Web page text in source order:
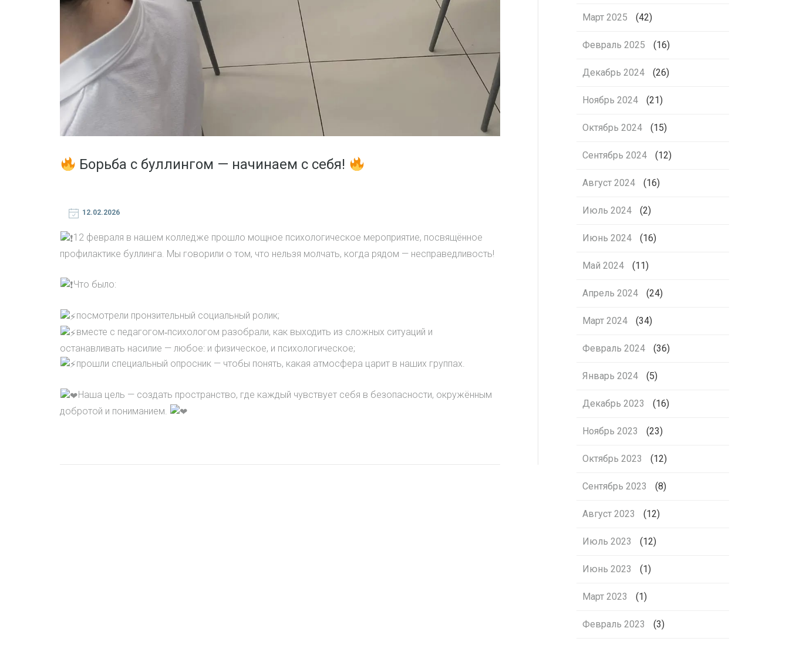
Борьба с буллингом — начинаем с себя!
12.02.2026
12 февраля в нашем колледже прошло мощное психологическое мероприятие, посвящённое
профилактике буллинга. Мы говорили о том, что нельзя молчать, когда рядом — несправедливость!
Что было:
посмотрели пронзительный социальный ролик;
вместе с педагогом‑психологом разобрали, как выходить из сложных ситуаций и
останавливать насилие — любое: и физическое, и психологическое;
прошли специальный опросник — чтобы понять, какая атмосфера царит в наших группах.
Наша цель — создать пространство, где каждый чувствует себя в безопасности, окружённым
добротой и пониманием.
Март 2025 (42)
Февраль 2025 (16)
Декабрь 2024 (26)
Ноябрь 2024 (21)
Октябрь 2024 (15)
Сентябрь 2024 (12)
Август 2024 (16)
Июль 2024 (2)
Июнь 2024 (16)
Май 2024 (11)
Апрель 2024 (24)
Март 2024 (34)
Февраль 2024 (36)
Январь 2024 (5)
Декабрь 2023 (16)
Ноябрь 2023 (23)
Октябрь 2023 (12)
Сентябрь 2023 (8)
Август 2023 (12)
Июль 2023 (12)
Июнь 2023 (1)
Март 2023 (1)
Февраль 2023 (3)